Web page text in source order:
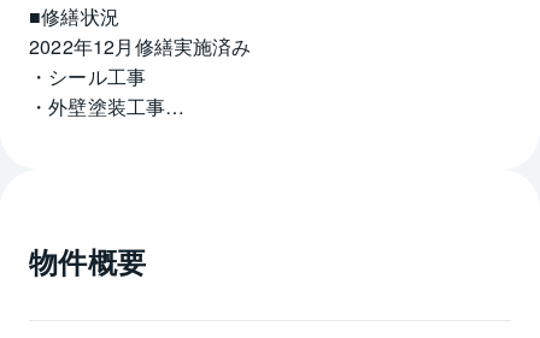
■修繕状況
2022年12月修繕実施済み
・シール工事
・外壁塗装工事
500m(徒歩7分)
・セブンイレブン志木大原店・・・約470m(徒歩6分)
・大山保育園・・・・・・・・・・・・・・約
物件概要